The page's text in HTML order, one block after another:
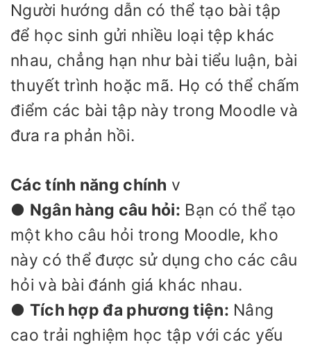
Người hướng dẫn có thể tạo bài tập
để học sinh gửi nhiều loại tệp khác
nhau, chẳng hạn như bài tiểu luận, bài
thuyết trình hoặc mã. Họ có thể chấm
điểm các bài tập này trong Moodle và
đưa ra phản hồi.
Các tính năng chính v
● Ngân hàng câu hỏi: Bạn có thể tạo
một kho câu hỏi trong Moodle, kho
này có thể được sử dụng cho các câu
hỏi và bài đánh giá khác nhau.
● Tích hợp đa phương tiện: Nâng
cao trải nghiệm học tập với các yếu